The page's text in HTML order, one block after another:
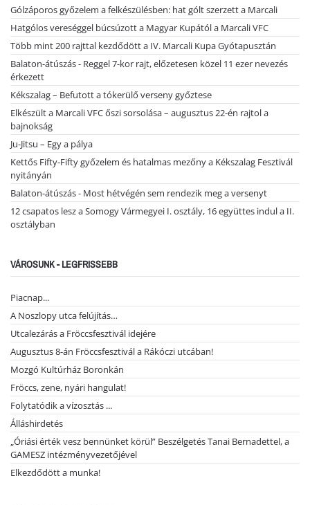
Gólzáporos győzelem a felkészülésben: hat gólt szerzett a Marcali
Hatgólos vereséggel búcsúzott a Magyar Kupától a Marcali VFC
Több mint 200 rajttal kezdődött a IV. Marcali Kupa Gyótapusztán
Balaton-átúszás - Reggel 7-kor rajt, előzetesen közel 11 ezer nevezés
érkezett
Kékszalag – Befutott a tókerülő verseny győztese
Elkészült a Marcali VFC őszi sorsolása – augusztus 22-én rajtol a
bajnokság
Ju-Jitsu – Egy a pálya
Kettős Fifty-Fifty győzelem és hatalmas mezőny a Kékszalag Fesztivál
nyitányán
Balaton-átúszás - Most hétvégén sem rendezik meg a versenyt
12 csapatos lesz a Somogy Vármegyei I. osztály, 16 együttes indul a II.
osztályban
VÁROSUNK - LEGFRISSEBB
Piacnap...
A Noszlopy utca felújítás…
Utcalezárás a Fröccsfesztivál idejére
Augusztus 8-án Fröccsfesztivál a Rákóczi utcában!
Mozgó Kultúrház Boronkán
Fröccs, zene, nyári hangulat!
Folytatódik a vízosztás ...
Álláshirdetés
„Óriási érték vesz bennünket körül” Beszélgetés Tanai Bernadettel, a
GAMESZ intézményvezetőjével
Elkezdődött a munka!